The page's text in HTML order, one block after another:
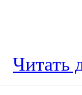
Читать